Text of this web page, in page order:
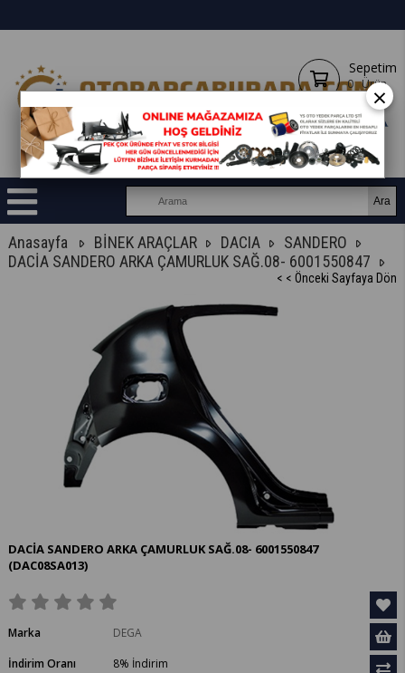
Sepetim
0 Ürün
Anasayfa BİNEK ARAÇLAR DACIA
SANDERO
DACİA SANDERO ARKA ÇAMURLUK SAĞ.08- 6001550847
< < Önceki Sayfaya Dön
DACİA SANDERO ARKA ÇAMURLUK SAĞ.08- 6001550847
(DAC08SA013)
Marka
DEGA
İndirim Oranı
%
8
İndirim
×